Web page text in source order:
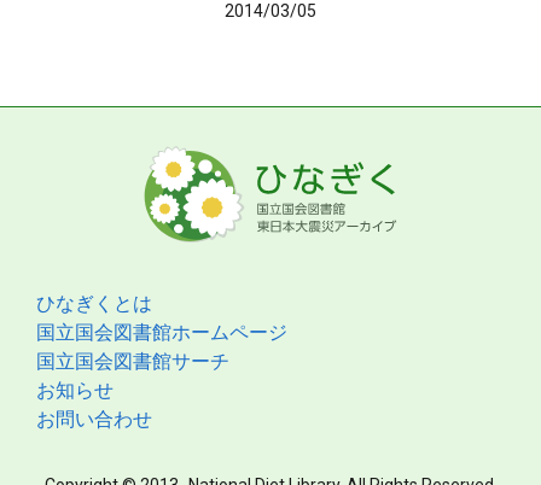
2014/03/05
ひなぎくとは
国立国会図書館ホームページ
国立国会図書館サーチ
お知らせ
お問い合わせ